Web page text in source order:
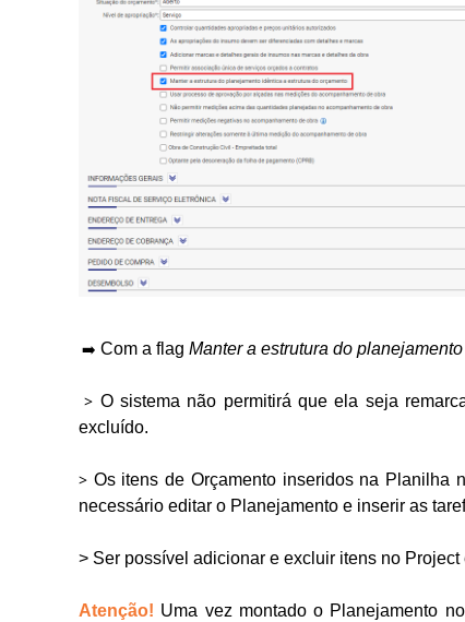
➡️ Com a flag Manter a estrutura do
> O sistema não permitirá que ela seja
excluído.
> Os itens de Orçamento inseridos na Planilha
necessário editar o Planejamento e inserir as
> Ser possível adicionar e excluir itens no
Atenção! Uma vez montado o Planejamento